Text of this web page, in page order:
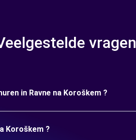
vragen
in Ravne na Koroškem ?
Koroškem ?